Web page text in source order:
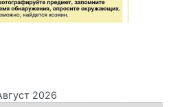
2026